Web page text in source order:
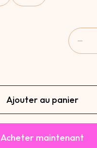
Ajouter au panier
Acheter maintenant